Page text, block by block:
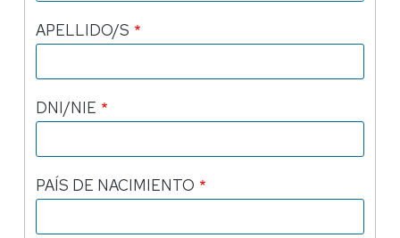
APELLIDO/S
DNI/NIE
PAÍS DE NACIMIENTO